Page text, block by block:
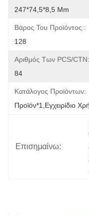
247*74,5*8,5 Mm
Βάρος Του Προϊόντος::
128
Αριθμός Των PCS/CTN:
84
Κατάλογος Προϊόντων:
Προϊόν*1,Εγχειρίδιο
Επισημαίνω: